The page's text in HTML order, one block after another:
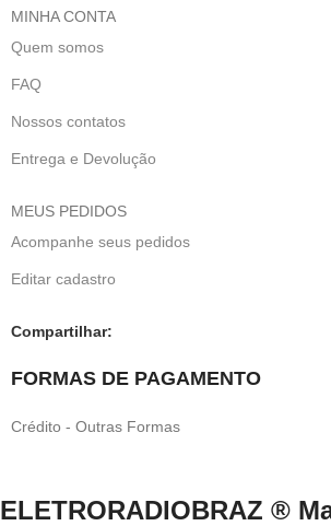
MINHA CONTA
Quem somos
FAQ
Nossos contatos
Entrega e Devolução
MEUS PEDIDOS
Acompanhe seus pedidos
Editar cadastro
Compartilhar:
FORMAS DE PAGAMENTO
Crédito - Outras Formas
ELETRORADIOBRAZ ®